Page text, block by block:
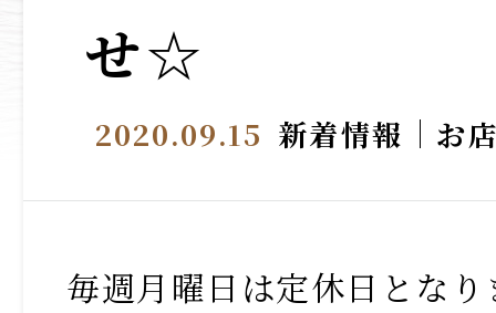
せ☆
2020.09.15 新着情報 お
毎週月曜日は定休日となり